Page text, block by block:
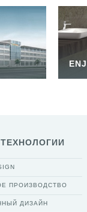
ПРОИЗВОДСТВО
ДИЗАЙН